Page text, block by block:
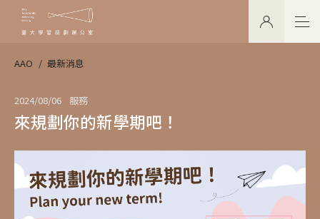
AAO 最新消息
2024/08/06 服務
來規劃你的新學期吧！